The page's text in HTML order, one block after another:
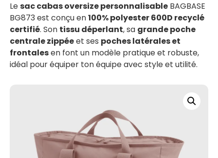
Lesac cabas oversize personnalisable BAGBASE
BG873 est conçu en100% polyester 600D recyclé
certifié. Son tissu déperlant, sa grande poche
centrale zippéeet ses poches latérales et
frontalesen font un modèle pratique et robuste,
idéal pour équiper ton équipe avec style et utilité.